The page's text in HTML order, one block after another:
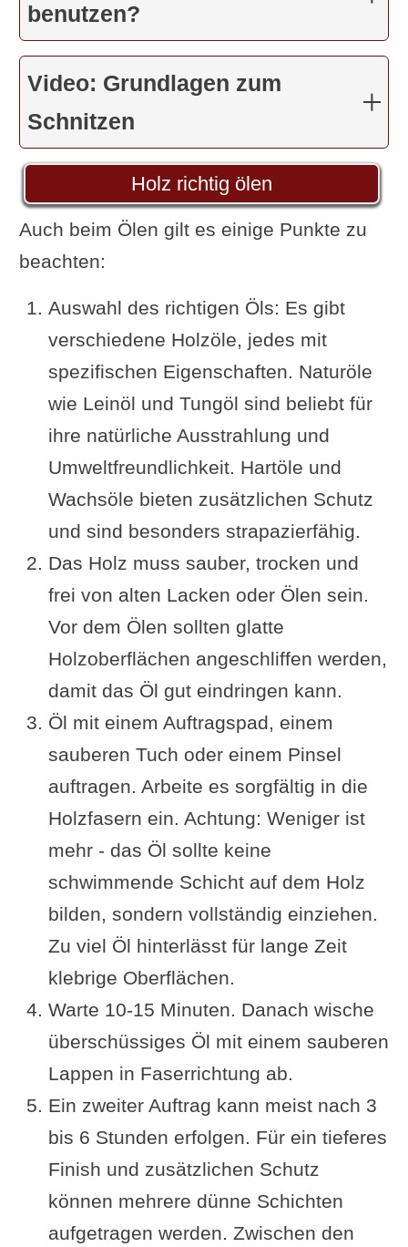
benutzen?
Video: Grundlagen zum
Schnitzen
Holz richtig ölen
Auch beim Ölen gilt es einige Punkte zu
beachten:
Auswahl des richtigen Öls: Es gibt
verschiedene Holzöle, jedes mit
spezifischen Eigenschaften. Naturöle
wie Leinöl und Tungöl sind beliebt für
ihre natürliche Ausstrahlung und
Umweltfreundlichkeit. Hartöle und
Wachsöle bieten zusätzlichen Schutz
und sind besonders strapazierfähig.
Das Holz muss sauber, trocken und
frei von alten Lacken oder Ölen sein.
Vor dem Ölen sollten glatte
Holzoberflächen angeschliffen werden,
damit das Öl gut eindringen kann.
Öl mit einem Auftragspad, einem
sauberen Tuch oder einem Pinsel
auftragen. Arbeite es sorgfältig in die
Holzfasern ein. Achtung: Weniger ist
mehr - das Öl sollte keine
schwimmende Schicht auf dem Holz
bilden, sondern vollständig einziehen.
Zu viel Öl hinterlässt für lange Zeit
klebrige Oberflächen.
Warte 10-15 Minuten. Danach wische
überschüssiges Öl mit einem sauberen
Lappen in Faserrichtung ab.
Ein zweiter Auftrag kann meist nach 3
bis 6 Stunden erfolgen. Für ein tieferes
Finish und zusätzlichen Schutz
können mehrere dünne Schichten
aufgetragen werden. Zwischen den